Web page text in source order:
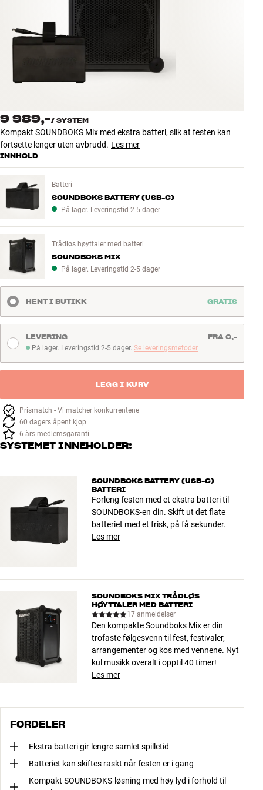
INSPIRASJON
TILBUD
Finn Butikk
Logg inn
Bygg med lyd
9 989,-/ SYSTEM
Kompakt SOUNDBOKS Mix med ekstra batteri, slik at festen kan
fortsette lenger uten avbrudd. Les mer
INNHOLD
Batteri
SOUNDBOKS BATTERY (USB-C)
På lager. Leveringstid 2-5 dager
Trådløs høyttaler med batteri
SOUNDBOKS MIX
På lager. Leveringstid 2-5 dager
HENT I BUTIKK GRATIS
På lager. Leveringstid 2-5 dager
På lager. Leveringstid 2-5 dager. Se leveringsmetoder
LEVERING FRA 0,-
LEGG I KURV
Prismatch - Vi matcher konkurrentene
60 dagers åpent kjøp
6 års medlemsgaranti
SYSTEMET INNEHOLDER:
SOUNDBOKS BATTERY (USB-C)
BATTERI
Forleng festen med et ekstra batteri til
SOUNDBOKS-en din. Skift ut det flate
batteriet med et frisk, på få sekunder.
Les mer
SOUNDBOKS MIX TRÅDLØS
HØYTTALER MED BATTERI
17 anmeldelser
Den kompakte Soundboks Mix er din
trofaste følgesvenn til fest, festivaler,
arrangementer og kos med vennene. Nyt
kul musikk overalt i opptil 40 timer!
Les mer
FORDELER
Ekstra batteri gir lengre samlet spilletid
Batteriet kan skiftes raskt når festen er i gang
Kompakt SOUNDBOKS-løsning med høy lyd i forhold til